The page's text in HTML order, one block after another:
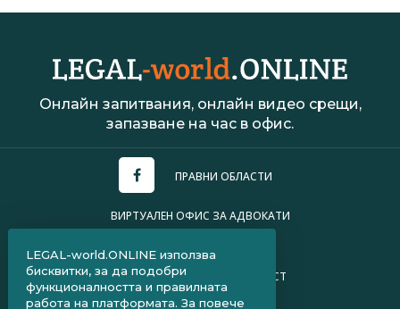
Онлайн запитвания, онлайн видео срещи,
запазване на час в офис.
ПРАВНИ ОБЛАСТИ
ВИРТУАЛЕН ОФИС ЗА АДВОКАТИ
ПОЛИТИКА ЗА ПОВЕРИТЕЛНОСТ
LEGAL-world.ONLINE използва
бисквитки, за да подобри
функционалността и правилната
работа на платформата. За повече